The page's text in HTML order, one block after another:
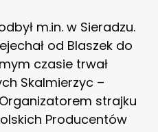
m.in. w Sieradzu.
od Blaszek do
czasie trwał
Skalmierzyc –
strajku
Producentów